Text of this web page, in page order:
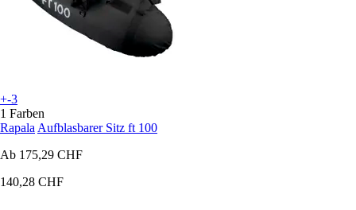
+-3
1 Farben
Rapala Aufblasbarer Sitz ft 100
Ab 175,29 CHF
140,28 CHF